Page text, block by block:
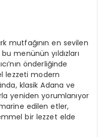
mutfağının en sevilen
menünün yıldızları
önderliğinde
lezzeti modern
klasik Adana ve
yeniden yorumlanıyor
edilen etler,
bir lezzet elde